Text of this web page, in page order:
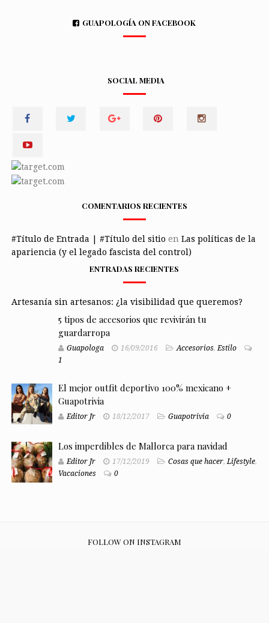
GUAPOLOGÍA ON FACEBOOK
SOCIAL MEDIA
COMENTARIOS RECIENTES
#Título de Entrada | #Título del sitio en Las políticas de la
apariencia (y el legado fascista del control)
ENTRADAS RECIENTES
Artesanía sin artesanos: ¿la visibilidad que queremos?
5 tipos de accesorios que revivirán tu
guardarropa
Guapologa 16/09/2016 Accesorios, Estilo
1
El mejor outfit deportivo 100% mexicano +
Guapotrivia
Editor Jr 18/12/2017 Guapotrivia 0
Los imperdibles de Mallorca para navidad
Editor Jr 17/12/2019 Cosas que hacer, Lifestyle,
Vacaciones
0
FOLLOW ON INSTAGRAM